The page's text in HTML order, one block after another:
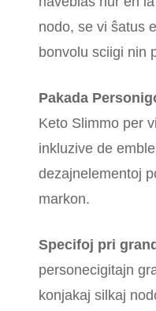
nodo, se vi ŝatus
bonvolu sciigi nin
Pakada
Keto Slimmo per
inkluzive de
dezajnelementoj
markon.
Specifoj pri
personecigitajn
konjakaj silkaj